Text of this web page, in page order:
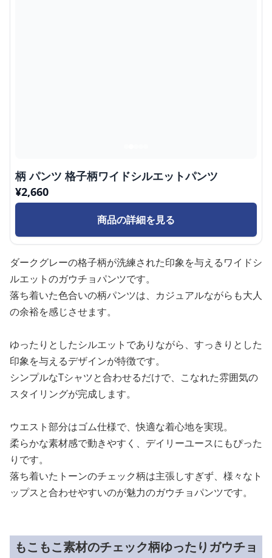
柄 パンツ 格子柄ワイドシルエットパンツ
¥2,660
商品の詳細を見る
ダークグレーの格子柄が洗練された印象を与えるワイドシ
ルエットのガウチョパンツです。
落ち着いた色合いの柄パンツは、カジュアルながらも大人
の余裕を感じさせます。
ゆったりとしたシルエットでありながら、すっきりとした
印象を与えるデザインが特徴です。
シンプルなTシャツと合わせるだけで、こなれた雰囲気の
スタイリングが完成します。
ウエスト部分はゴム仕様で、快適な着心地を実現。
柔らかな素材感で動きやすく、デイリーユースにもぴった
りです。
落ち着いたトーンのチェック柄は主張しすぎず、様々なト
ップスと合わせやすいのが魅力のガウチョパンツです。
もこもこ素材のチェック柄ゆったりガウチョ